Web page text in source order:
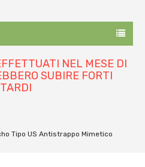
NEL MESE DI
SUBIRE FORTI
Tipo US Antistrappo Mimetico